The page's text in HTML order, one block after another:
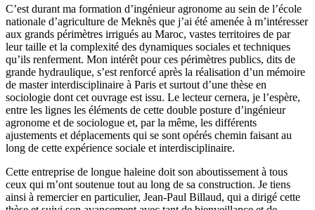
C’est durant ma formation d’ingénieur agronome au sein de l’école
nationale d’agriculture de Meknès que j’ai été amenée à m’intéresser
aux grands périmètres irrigués au Maroc, vastes territoires de par
leur taille et la complexité des dynamiques sociales et techniques
qu’ils renferment. Mon intérêt pour ces périmètres publics, dits de
grande hydraulique, s’est renforcé après la réalisation d’un mémoire
de master interdisciplinaire à Paris et surtout d’une thèse en
sociologie dont cet ouvrage est issu. Le lecteur cernera, je l’espère,
entre les lignes les éléments de cette double posture d’ingénieur
agronome et de sociologue et, par la même, les différents
ajustements et déplacements qui se sont opérés chemin faisant au
long de cette expérience sociale et interdisciplinaire.
Cette entreprise de longue haleine doit son aboutissement à tous
ceux qui m’ont soutenue tout au long de sa construction. Je tiens
ainsi à remercier en particulier, Jean-Paul Billaud, qui a dirigé cette